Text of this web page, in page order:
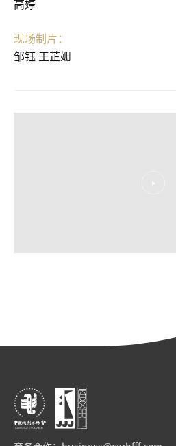
高婷
现场制片：
邹钰 王芷姗